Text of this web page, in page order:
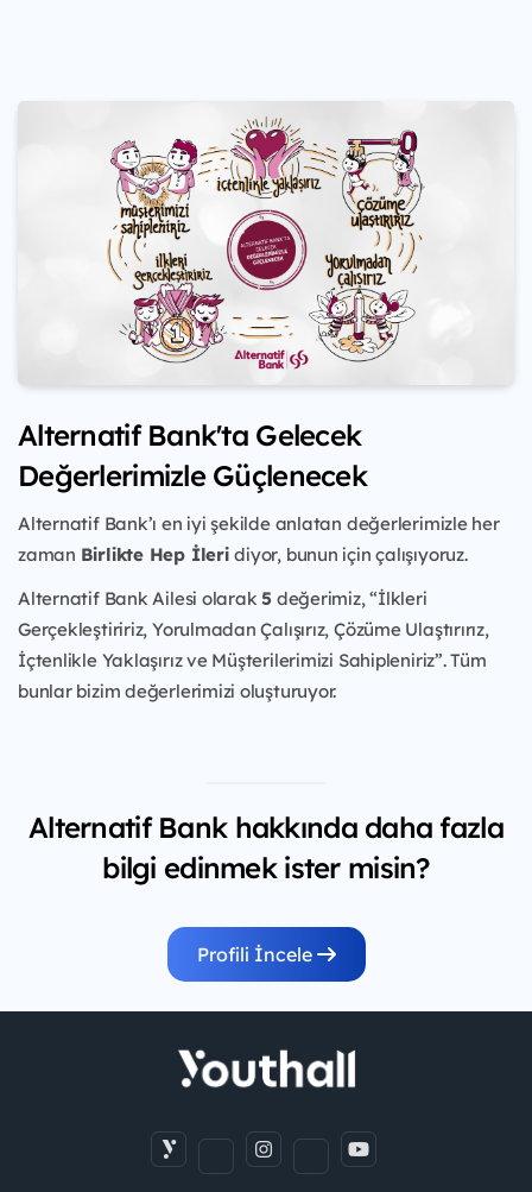
Alternatif Bank'ta Gelecek
Değerlerimizle Güçlenecek
Alternatif Bank’ı en iyi şekilde anlatan değerlerimizle her
zaman Birlikte Hep İleridiyor, bunun için çalışıyoruz.
Alternatif Bank Ailesi olarak5 değerimiz, “İlkleri
Gerçekleştiririz, Yorulmadan Çalışırız, Çözüme Ulaştırırız,
İçtenlikle Yaklaşırız ve Müşterilerimizi Sahipleniriz”. Tüm
bunlar bizim değerlerimizi oluşturuyor.
Alternatif Bank hakkında daha fazla
bilgi edinmek ister misin?
Profili İncele